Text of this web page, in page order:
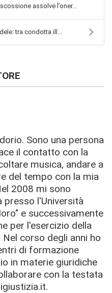
assolve l’oner...
tra condotta ill...
Sono una persona
il contatto con la
musica, andare a
del tempo con la mia
2008 mi sono
presso l'Università
e successivamente
per l'esercizio della
corso degli anni ho
di formazione
in materie giuridiche
con la testata